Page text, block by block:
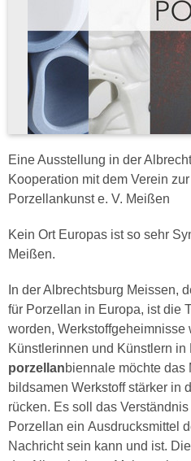
Eine Ausstellung in der
Kooperation mit dem Verein
Porzellankunst e. V. Meißen
Kein Ort Europas ist so sehr
Meißen.
In der Albrechtsburg Meissen,
für Porzellan in Europa, ist die
worden, Werkstoffgeheimnisse
Künstlerinnen und Künstlern
porzellanbiennale möchte
bildsamen Werkstoff stärker in
rücken. Es soll das
Porzellan ein Ausdrucksmittel
Nachricht sein kann und ist.